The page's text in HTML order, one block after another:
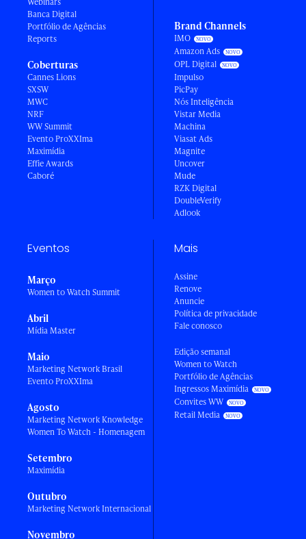
Banca Digital
Portfólio de Agências
Reports
Coberturas
Cannes Lions
SXSW
MWC
NRF
WW Summit
Evento ProXXIma
Maximídia
Effie Awards
Caboré
Brand Channels
IMO
Amazon Ads
OPL Digital
Impulso
PicPay
Nós Inteligência
Vistar Media
Machina
Viasat Ads
Magnite
Uncover
Mude
RZK Digital
DoubleVerify
Adlook
Eventos
Março
Women to Watch Summit
Abril
Mídia Master
Maio
Marketing Network Brasil
Evento ProXXIma
Agosto
Marketing Network Knowledge
Women To Watch - Homenagem
Setembro
Maximídia
Outubro
Marketing Network Internacional
Novembro
Mais
Assine
Renove
Anuncie
Política de privacidade
Fale conosco
Edição semanal
Women to Watch
Portfólio de Agências
Ingressos Maximídia
Convites WW
Retail Media